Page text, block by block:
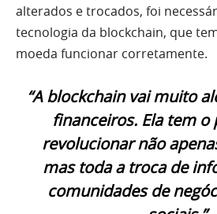
alterados e trocados, foi
tecnologia da blockchain, que
moeda funcionar corretamente.
“A blockchain vai muito
financeiros. Ela tem o
revolucionar não
mas toda a troca de
comunidades de